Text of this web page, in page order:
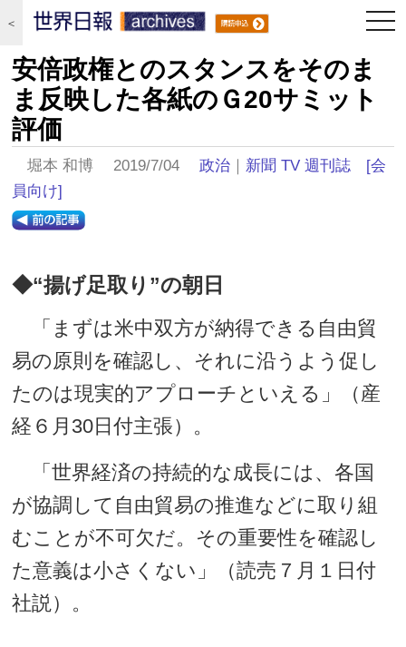
＜
安倍政権とのスタンスをそのま
ま反映した各紙のＧ20サミット
評価
堀本 和博 2019/7/04政治 ｜ 新聞 TV 週刊誌
[会
員向け]
◆“揚げ足取り”の朝日
「まずは米中双方が納得できる自由貿
易の原則を確認し、それに沿うよう促し
たのは現実的アプローチといえる」（産
経６月30日付主張）。
「世界経済の持続的な成長には、各国
が協調して自由貿易の推進などに取り組
むことが不可欠だ。その重要性を確認し
た意義は小さくない」（読売７月１日付
社説）。